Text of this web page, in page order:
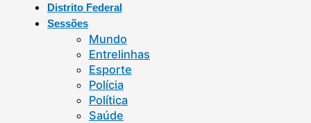
Distrito Federal
Sessões
Mundo
Entrelinhas
Esporte
Polícia
Política
Saúde